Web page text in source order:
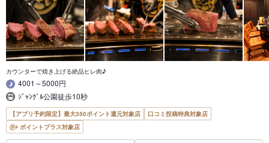
カウンターで焼き上げる絶品ヒレ肉♪
4001～5000円
ｼﾞｬﾝｸﾞﾙ公園徒歩10秒
【アプリ予約限定】最大350ポイント還元対象店
口コミ投稿特典対象店
ポイントプラス対象店